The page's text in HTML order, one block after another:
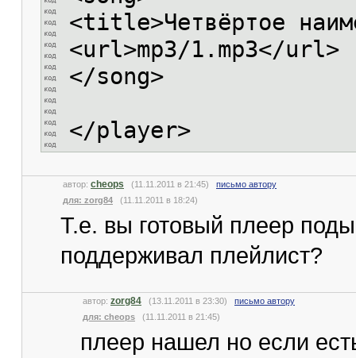
<title>Четвёртое
<url>mp3/1.mp3</url>
</song>
</player>
автор: cheops (11.11.2011 в 21:45) письмо автору
для: zorg84 (11.11.2011 в 18:24)
Т.е. вы готовый плеер
поддерживал плейлист?
автор: zorg84 (13.11.2011 в 23:30) письмо автору
для: cheops (11.11.2011 в 21:45)
плеер нашел но если